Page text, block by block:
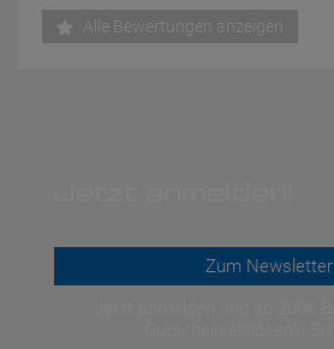
Alle Bewertungen anzeigen
Zum Newsletter